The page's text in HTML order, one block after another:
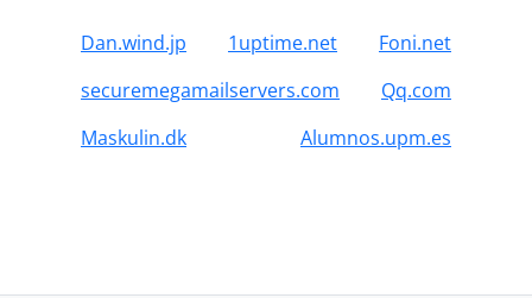
Dan.wind.jp 1uptime.net
Foni.net
securemegamailservers.com
Qq.com
Maskulin.dk
Alumnos.upm.es